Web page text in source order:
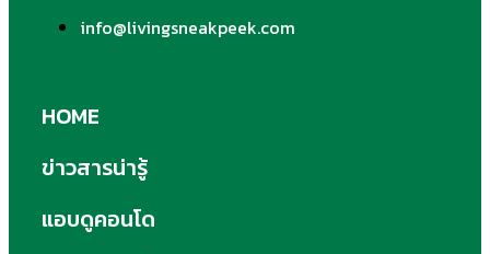
info@livingsneakpeek.com
HOME
ข่าวสารน่ารู้
แอบดูคอนโด